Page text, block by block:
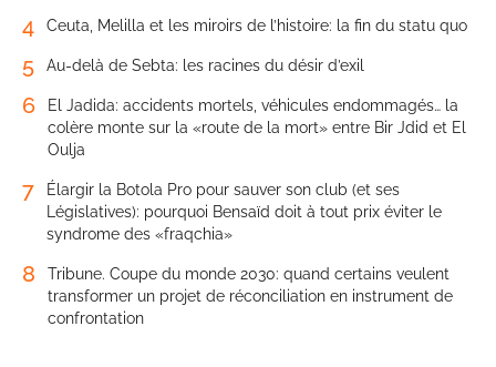
4 Ceuta, Melilla et les miroirs de l’histoire: la fin du statu quo
5 Au-delà de Sebta: les racines du désir d’exil
6
El Jadida: accidents mortels, véhicules endommagés… la
colère monte sur la «route de la mort» entre Bir Jdid et El
Oulja
7
Élargir la Botola Pro pour sauver son club (et ses
Législatives): pourquoi Bensaïd doit à tout prix éviter le
syndrome des «fraqchia»
8
Tribune. Coupe du monde 2030: quand certains veulent
transformer un projet de réconciliation en instrument de
confrontation